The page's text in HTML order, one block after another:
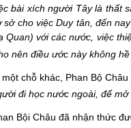
bài xích người Tây là thất
sở cho việc Duy tân, đến
Quan) với các nước, việc
nên điều ước này không
chỗ khác, Phan Bộ
đi học nước ngoài, để
Bội Châu đã nhận thức